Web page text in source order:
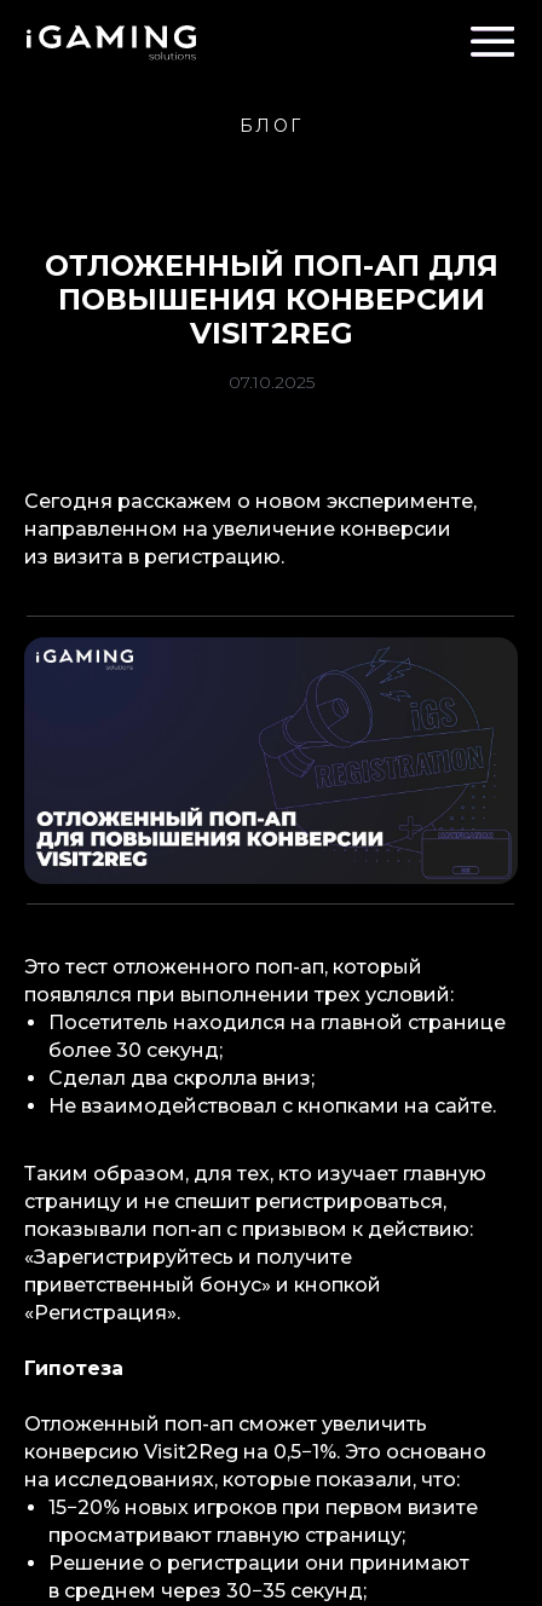
БЛОГ
ОТЛОЖЕННЫЙ ПОП-АП ДЛЯ
ПОВЫШЕНИЯ КОНВЕРСИИ
VISIT2REG
07.10.2025
Сегодня расскажем о новом эксперименте,
направленном на увеличение конверсии
из визита в регистрацию.
Это тест отложенного поп-ап, который
появлялся при выполнении трех условий:
Посетитель находился на главной странице
более 30 секунд;
Сделал два скролла вниз;
Не взаимодействовал с кнопками на сайте.
Таким образом, для тех, кто изучает главную
страницу и не спешит регистрироваться,
показывали поп-ап с призывом к действию:
«Зарегистрируйтесь и получите
приветственный бонус» и кнопкой
«Регистрация».
Гипотеза
Отложенный поп-ап сможет увеличить
конверсию Visit2Reg на 0,5−1%. Это основано
на исследованиях, которые показали, что:
15−20% новых игроков при первом визите
просматривают главную страницу;
Решение о регистрации они принимают
в среднем через 30−35 секунд;